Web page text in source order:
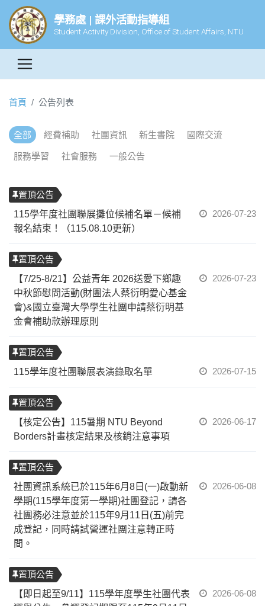
學務處 | 課外活動指導組
Student Activity Division, Office of Student Affairs, NTU
首頁 公告列表
全部 經費補助 社團資訊 新生書院 國際交流
服務學習 社會服務 一般公告
置頂公告
115學年度社團聯展攤位候補名單－候補
報名結束！（115.08.10更新）
2026-07-23
置頂公告
【7/25-8/21】公益青年 2026送愛下鄉趣
中秋節慰問活動(財團法人蔡衍明愛心基金
會)&國立臺灣大學學生社團申請蔡衍明基
金會補助款辦理原則
2026-07-23
置頂公告
115學年度社團聯展表演錄取名單
2026-07-15
置頂公告
【核定公告】115暑期 NTU Beyond
Borders計畫核定結果及核銷注意事項
2026-06-17
置頂公告
社團資訊系統已於115年6月8日(一)啟動新
學期(115學年度第一學期)社團登記，請各
社團務必注意並於115年9月11日(五)前完
成登記，同時請試營運社團注意轉正時
間。
2026-06-08
置頂公告
【即日起至9/11】115學年度學生社團代表
2026-06-08